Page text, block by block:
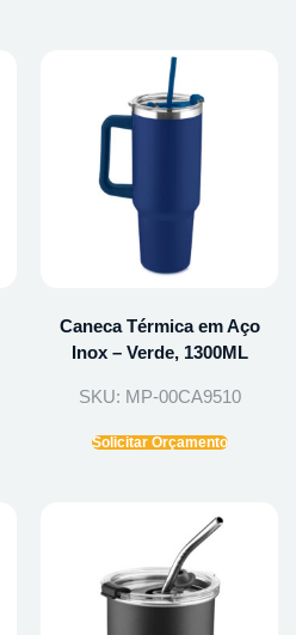
Caneca Térmica em Aço
Inox – Verde, 1300ML
SKU: MP-00CA9510
Solicitar Orçamento